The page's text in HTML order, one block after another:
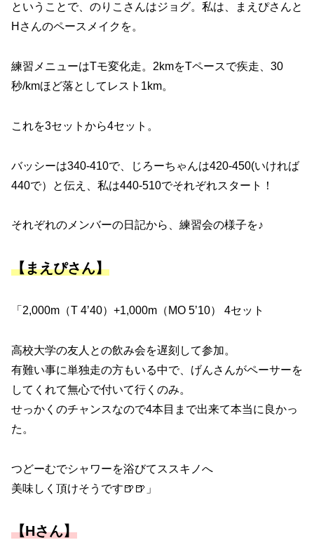
ということで、のりこさんはジョグ。私は、まえぴさんと
Hさんのペースメイクを。
練習メニューはTモ変化走。2kmをTペースで疾走、30
秒/kmほど落としてレスト1km。
これを3セットから4セット。
バッシーは340-410で、じろーちゃんは420-450(いければ
440で）と伝え、私は440-510でそれぞれスタート！
それぞれのメンバーの日記から、練習会の様子を♪
【まえぴさん】
「2,000m（T 4’40）+1,000m（MO 5’10） 4セット
高校大学の友人との飲み会を遅刻して参加。
有難い事に単独走の方もいる中で、げんさんがペーサーを
してくれて無心で付いて行くのみ。
せっかくのチャンスなので4本目まで出来て本当に良かっ
た。
つどーむでシャワーを浴びてススキノへ
美味しく頂けそうです🍺🍺」
【Hさん】